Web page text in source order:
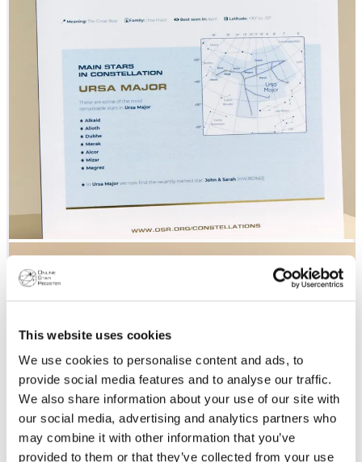
This website uses cookies
We use cookies to personalise content and ads, to
provide social media features and to analyse our traffic.
We also share information about your use of our site with
our social media, advertising and analytics partners who
may combine it with other information that you’ve
provided to them or that they’ve collected from your use